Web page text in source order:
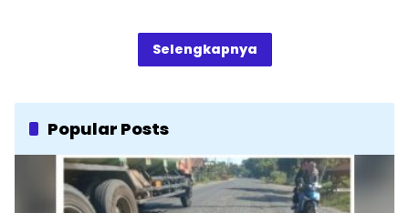
Selengkapnya
Popular Posts